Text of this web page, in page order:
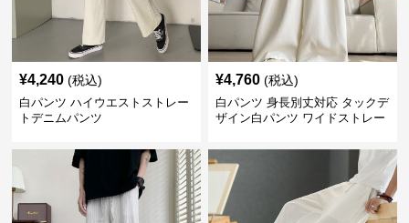
¥4,240 (税込)
白パンツ ハイウエストストレー
トデニムパンツ
¥4,760 (税込)
白パンツ 身長別丈対応 タックデ
ザイン白パンツ ワイドストレー